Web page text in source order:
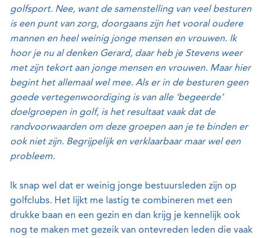
golfsport. Nee, want de samenstelling van veel besturen
is een punt van zorg, doorgaans zijn het vooral oudere
mannen en heel weinig jonge mensen en vrouwen. Ik
hoor je nu al denken Gerard, daar heb je Stevens weer
met zijn tekort aan jonge mensen en vrouwen. Maar hier
begint het allemaal wel mee. Als er in de besturen geen
goede vertegenwoordiging is van alle ‘begeerde’
doelgroepen in golf, is het resultaat vaak dat de
randvoorwaarden om deze groepen aan je te binden er
ook niet zijn. Begrijpelijk en verklaarbaar maar wel een
probleem.
Ik snap wel dat er weinig jonge bestuursleden zijn op
golfclubs. Het lijkt me lastig te combineren met een
drukke baan en een gezin en dan krijg je kennelijk ook
nog te maken met gezeik van ontevreden leden die vaak